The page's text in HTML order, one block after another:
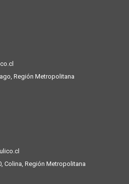
Región Metropolitana
Colina, Región Metropolitana